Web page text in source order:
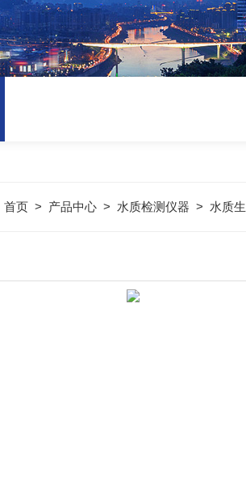
首页 > 产品中心 > 水质检测仪器 > 水质